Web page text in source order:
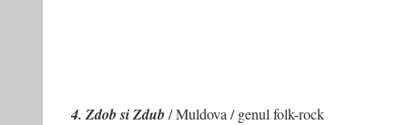
4. Zdob si Zdub / Muldova / genul folk-rock